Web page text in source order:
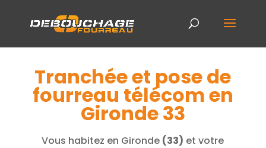
Tranchée et pose de
fourreau télécom en
Gironde 33
Vous habitez en Gironde (33) et votre